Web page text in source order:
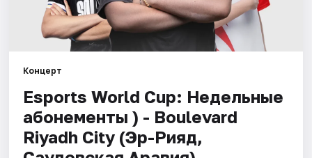
События
Площадки
Артисты
Концерт
Esports World Cup: Недельные
абонементы ) - Boulevard
Riyadh City (Эр-Рияд,